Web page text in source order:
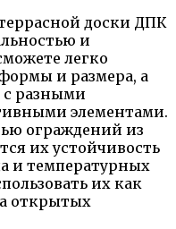
доски ДПК
и
легко
и размера, а
с разными
элементами.
ограждений из
их устойчивость
и температурных
их как
открытых